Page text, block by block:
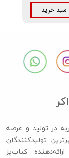
سبد خرید
حاج ذاکر با 20 سال تجربه در تولید و عرضه
تولیدکنندگان
کباب‌پز